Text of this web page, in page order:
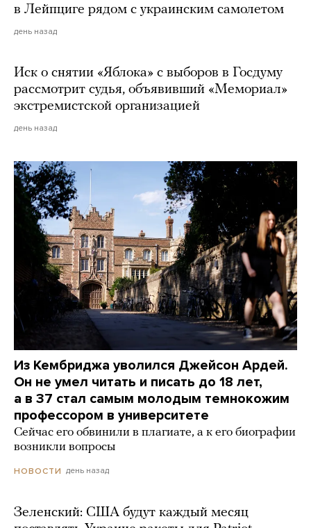
в Лейпциге рядом с украинским самолетом
день назад
Иск о снятии «Яблока» с выборов в Госдуму
рассмотрит судья, объявивший «Мемориал»
экстремистской организацией
день назад
Из Кембриджа уволился Джейсон Ардей.
Он не умел читать и писать до 18 лет,
а в 37 стал самым молодым темнокожим
профессором в университете
Сейчас его обвинили в плагиате, а к его биографии
возникли вопросы
НОВОСТИ день назад
Зеленский: США будут каждый месяц